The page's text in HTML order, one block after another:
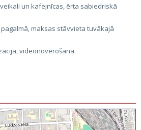
un kafejnīcas, ērta sabiedriskā
maksas stāvvieta tuvākajā
videonovērošana